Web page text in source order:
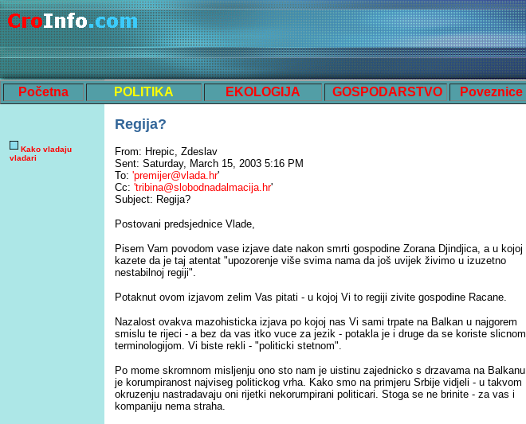
Početna POLITIKA EKOLOGIJA GOSPODARSTVO Poveznice
Kako vladaju
vladari
Regija?
From: Hrepic, Zdeslav
Sent: Saturday, March 15, 2003 5:16 PM
To: 'premijer@vlada.hr'
Cc: 'tribina@slobodnadalmacija.hr'
Subject: Regija?
Postovani predsjednice Vlade,
Pisem Vam povodom vase izjave date nakon smrti gospodine Zorana Djindjica, a u kojoj
kazete da je taj atentat "upozorenje više svima nama da još uvijek živimo u izuzetno
nestabilnoj regiji".
Potaknut ovom izjavom zelim Vas pitati - u kojoj Vi to regiji zivite gospodine Racane.
Nazalost ovakva mazohisticka izjava po kojoj nas Vi sami trpate na Balkan u najgorem
smislu te rijeci - a bez da vas itko vuce za jezik - potakla je i druge da se koriste slicnom
terminologijom. Vi biste rekli - "politicki stetnom".
Po mome skromnom misljenju ono sto nam je uistinu zajednicko s drzavama na Balkanu
je korumpiranost najviseg politickog vrha. Kako smo na primjeru Srbije vidjeli - u takvom
okruzenju nastradavaju oni rijetki nekorumpirani politicari. Stoga se ne brinite - za vas i
kompaniju nema straha.